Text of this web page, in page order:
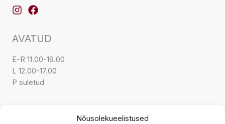
Nõusolekueelistused
AVATUD
E-R 11.00-19.00
L 12.00-17.00
P suletud